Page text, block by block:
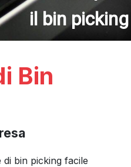
il bin picking
Bin
bin picking facile